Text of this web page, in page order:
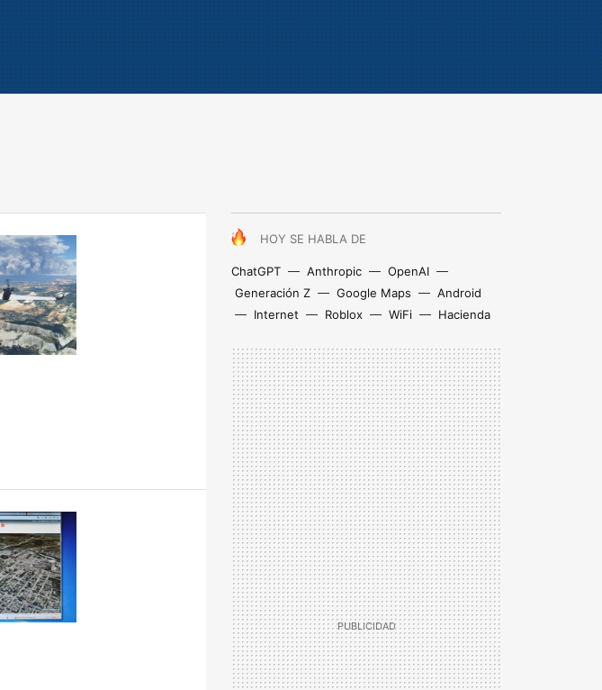
HOY SE HABLA DE
ChatGPT Anthropic
OpenAI
Generación Z
Google Maps
Android
Internet
Roblox WiFi Hacienda